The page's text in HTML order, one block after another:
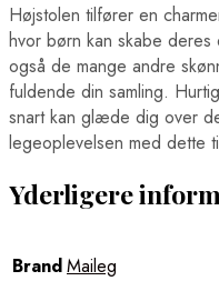
Højstolen tilfører en
hvor børn kan skabe
også de mange andre
fuldende din samling.
snart kan glæde dig over
legeoplevelsen med dette
Yderligere
BrandMaileg